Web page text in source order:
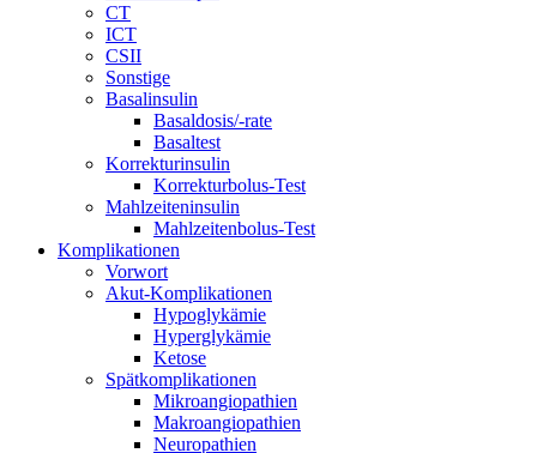
CT
ICT
CSII
Sonstige
Basalinsulin
Basaldosis/-rate
Basaltest
Korrekturinsulin
Korrekturbolus-Test
Mahlzeiteninsulin
Mahlzeitenbolus-Test
Komplikationen
Vorwort
Akut-Komplikationen
Hypoglykämie
Hyperglykämie
Ketose
Spätkomplikationen
Mikroangiopathien
Makroangiopathien
Neuropathien